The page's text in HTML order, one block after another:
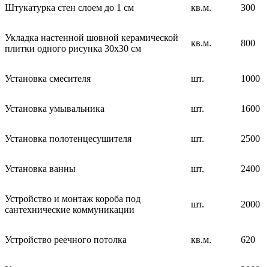
Штукатурка стен слоем до 1 см кв.м. 300
Укладка настенной шовной керамической
плитки одного рисунка 30х30 см
кв.м. 800
Установка смесителя шт. 1000
Установка умывальника шт. 1600
Установка полотенцесушителя шт. 2500
Установка ванны шт. 2400
Устройство и монтаж короба под
сантехнические коммуникации
шт. 2000
Устройство реечного потолка кв.м. 620